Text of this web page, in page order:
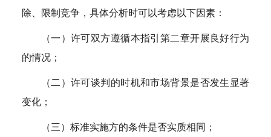
除、限制竞争，具体分析时可以考虑以下因素：
（一）许可双方遵循本指引第二章开展良好行为
的情况；
（二）许可谈判的时机和市场背景是否发生显著
变化；
（三）标准实施方的条件是否实质相同；